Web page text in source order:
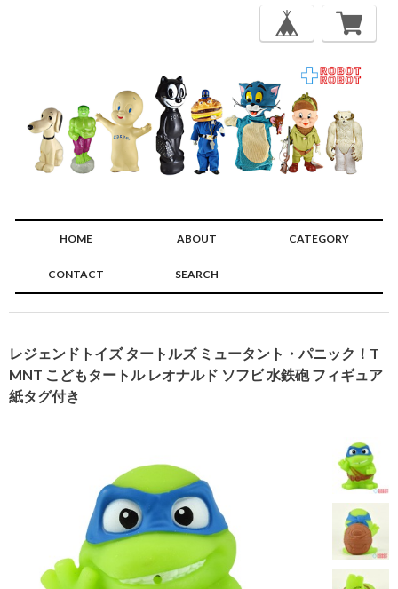
HOME ABOUT CATEGORY
CONTACT SEARCH
レジェンドトイズ タートルズ ミュータント・パニック！T
MNT こどもタートル レオナルド ソフビ 水鉄砲 フィギュア
紙タグ付き